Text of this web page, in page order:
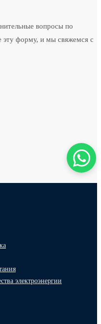
вопросы по
эту форму, и мы свяжемся с
электроэнергии